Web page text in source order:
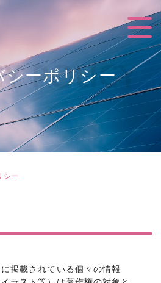
POLICY
シーポリシー
シー
掲載されている個々の情報